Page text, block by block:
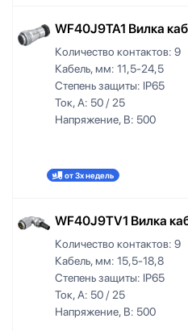
WF40J9TA1 Вилка
Количество контактов: 9
Кабель, мм: 11,5-24,5
Степень защиты: IP65
Ток, А: 50 / 25
Напряжение, В: 500
от 3х недель
WF40J9TV1 Вилка
Количество контактов: 9
Кабель, мм: 15,5-18,8
Степень защиты: IP65
Ток, А: 50 / 25
Напряжение, В: 500